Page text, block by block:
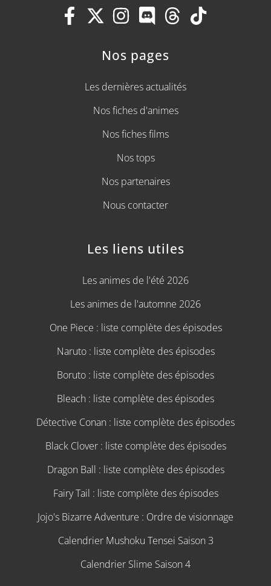
Nos pages
Les dernières actualités
Nos fiches d'animes
Nos fiches films
Nos tops
Nos partenaires
Nous contacter
Les liens utiles
Les animes de l'été 2026
Les animes de l'automne 2026
One Piece : liste complète des épisodes
Naruto : liste complète des épisodes
Boruto : liste complète des épisodes
Bleach : liste complète des épisodes
Détective Conan : liste complète des épisodes
Black Clover : liste complète des épisodes
Dragon Ball : liste complète des épisodes
Fairy Tail : liste complète des épisodes
Jojo's Bizarre Adventure : Ordre de visionnage
Calendrier Mushoku Tensei Saison 3
Calendrier Slime Saison 4